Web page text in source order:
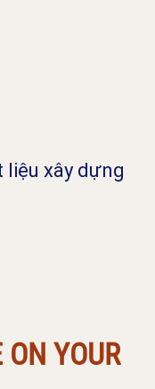
liệu xây dựng
YOUR